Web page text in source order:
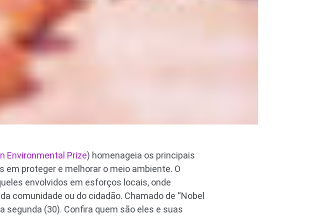
Environmental Prize) homenageia os principais
proteger e melhorar o meio ambiente. O
envolvidos em esforços locais, onde
comunidade ou do cidadão. Chamado de “Nobel
segunda (30). Confira quem são eles e suas